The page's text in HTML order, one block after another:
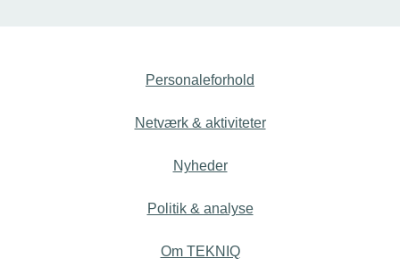
Personaleforhold
Netværk & aktiviteter
Nyheder
Politik & analyse
Om TEKNIQ